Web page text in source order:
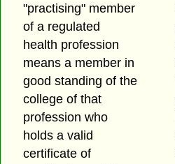
"practising" member
of a regulated
health profession
means a member in
good standing of the
college of that
profession who
holds a valid
certificate of